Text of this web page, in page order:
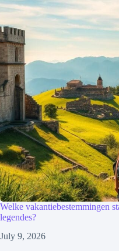
Welke vakantiebestemmingen
legendes?
July 9, 2026